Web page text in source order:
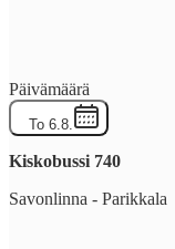
Päivämäärä
To 6.8.
Kiskobussi 740
Savonlinna - Parikkala